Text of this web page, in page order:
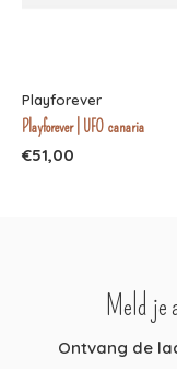
Playforever
Playforever | UFO canaria
€51,00
Meld je
Ontvang de